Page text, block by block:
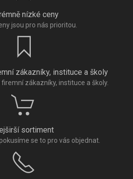
nízké ceny
jsou pro nás prioritou.
zákazníky, instituce a školy
zákazníky, instituce a školy.
sortiment
se to pro vás objednat.